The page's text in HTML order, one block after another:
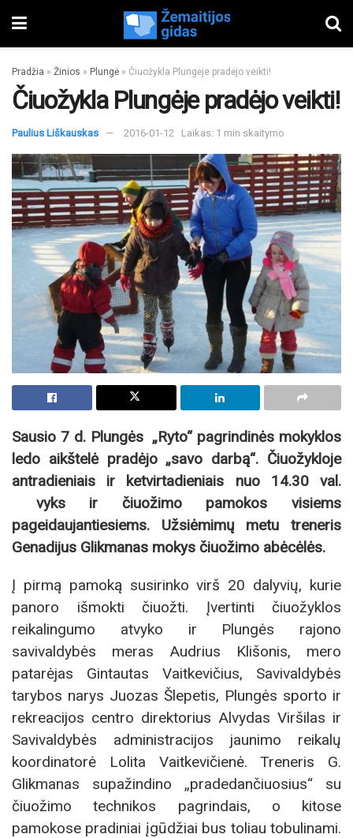
Pradžia » Žinios » Plungė » Čiuožykla Plungėje pradėjo veikti!
Čiuožykla Plungėje pradėjo veikti!
Paulius Liškauskas 2016-01-12 Laikas: 1 min skaitymo
Sausio 7 d. Plungės „Ryto“ pagrindinės mokyklos
ledo aikštelė pradėjo „savo darbą“. Čiuožykloje
antradieniais ir ketvirtadieniais nuo 14.30 val.
vyks ir čiuožimo pamokos visiems
pageidaujantiesiems. Užsiėmimų metu treneris
Genadijus Glikmanas mokys čiuožimo abėcėlės.
Į pirmą pamoką susirinko virš 20 dalyvių, kurie
panoro išmokti čiuožti. Įvertinti čiuožyklos
reikalingumo atvyko ir Plungės rajono
savivaldybės meras Audrius Klišonis, mero
patarėjas Gintautas Vaitkevičius, Savivaldybės
tarybos narys Juozas Šlepetis, Plungės sporto ir
rekreacijos centro direktorius Alvydas Viršilas ir
Savivaldybės administracijos jaunimo reikalų
koordinatorė Lolita Vaitkevičienė. Treneris G.
Glikmanas supažindino „pradedančiuosius“ su
čiuožimo technikos pagrindais, o kitose
pamokose pradiniai įgūdžiai bus toliau tobulinami.